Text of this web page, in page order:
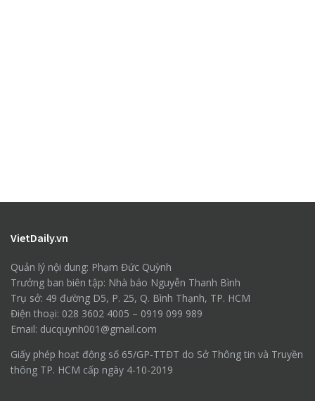
VietDaily.vn
Quản lý nội dung: Phạm Đức Quỳnh
Trưởng ban biên tập: Nhà báo Nguyễn Thanh Bình
Trụ sở: 49 đường D5, P. 25, Q. Bình Thạnh, TP. HCM
Điện thoại: 028 3602 4005 – 0919 099 989
Email: ducquynh001@gmail.com
Giấy phép hoạt động số 65/GP-TTĐT do Sở Thông tin và Truyền
thông TP. HCM cấp ngày 4-10-2019